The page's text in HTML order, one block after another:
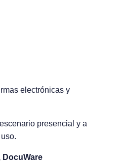
electrónicas y
presencial y a
DocuWare